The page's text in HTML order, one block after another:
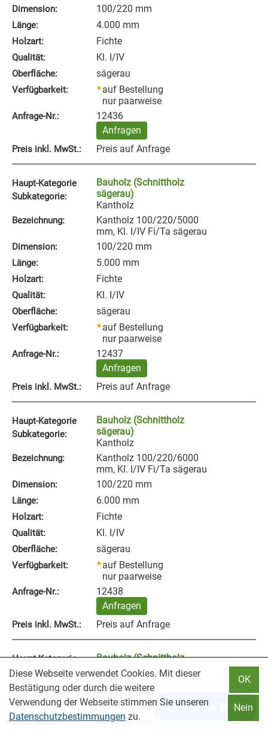
Dimension: 100/220 mm
Länge: 4.000 mm
Holzart: Fichte
Qualität: Kl. I/IV
Oberfläche: sägerau
Verfügbarkeit:
auf Bestellung
nur paarweise
Anfrage‑Nr.:
12436
Anfragen
Preis inkl. MwSt.: Preis auf Anfrage
Haupt-Kategorie
Subkategorie:
Bauholz (Schnittholz
sägerau)
Kantholz
Bezeichnung:
Kantholz 100/220/5000
mm, Kl. I/IV Fi/Ta sägerau
Dimension: 100/220 mm
Länge: 5.000 mm
Holzart: Fichte
Qualität: Kl. I/IV
Oberfläche: sägerau
Verfügbarkeit:
auf Bestellung
nur paarweise
Anfrage‑Nr.:
12437
Anfragen
Preis inkl. MwSt.: Preis auf Anfrage
Haupt-Kategorie
Subkategorie:
Bauholz (Schnittholz
sägerau)
Kantholz
Bezeichnung:
Kantholz 100/220/6000
mm, Kl. I/IV Fi/Ta sägerau
Dimension: 100/220 mm
Länge: 6.000 mm
Holzart: Fichte
Qualität: Kl. I/IV
Oberfläche: sägerau
Verfügbarkeit:
auf Bestellung
nur paarweise
Anfrage‑Nr.:
12438
Anfragen
Preis inkl. MwSt.: Preis auf Anfrage
Haupt-Kategorie
Subkategorie:
Bauholz (Schnittholz
sägerau)
Kantholz
Bezeichnung:
mm, Kl. I/IV Fi/Ta sägerau
Dimension: 100/220 mm
Diese Webseite verwendet Cookies. Mit dieser
Bestätigung oder durch die weitere
Verwendung der Webseite stimmen Sie unseren
Datenschutzbestimmungen zu.
OK
Nein
Zur Anfrage 0